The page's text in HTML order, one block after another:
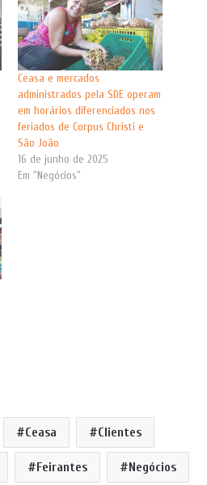
Ceasa e mercados
administrados pela SDE operam
em horários diferenciados nos
feriados de Corpus Christi e
São João
16 de junho de 2025
Em "Negócios"
Ceasa Clientes
Feirantes Negócios